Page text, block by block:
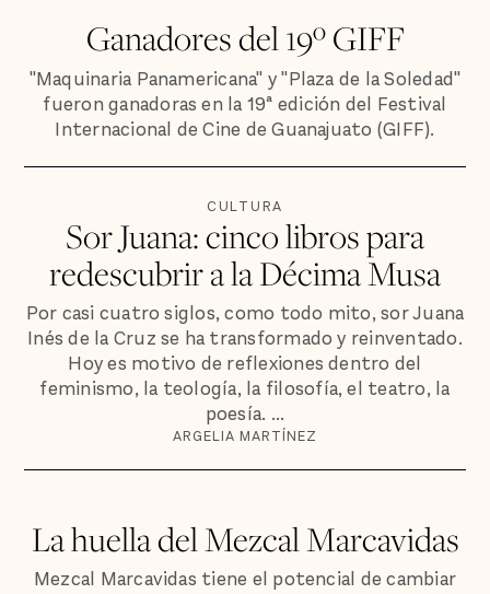
Ganadores del 19º GIFF
"Maquinaria Panamericana" y "Plaza de la Soledad"
fueron ganadoras en la 19ª edición del Festival
Internacional de Cine de Guanajuato (GIFF).
CULTURA
Sor Juana: cinco libros para
redescubrir a la Décima Musa
Por casi cuatro siglos, como todo mito, sor Juana
Inés de la Cruz se ha transformado y reinventado.
Hoy es motivo de reflexiones dentro del
feminismo, la teología, la filosofía, el teatro, la
poesía. ...
ARGELIA MARTÍNEZ
La huella del Mezcal Marcavidas
Mezcal Marcavidas tiene el potencial de cambiar